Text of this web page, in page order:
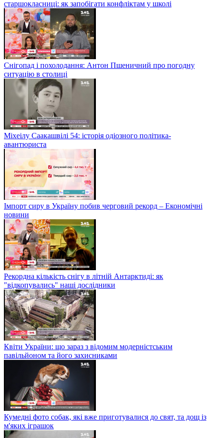
старшокласниці: як запобігати конфліктам у школі
Снігопад і похолодання: Антон Пшеничний про погодну
ситуацію в столиці
Міхеілу Саакашвілі 54: історія одіозного політика-
авантюриста
Імпорт сиру в Україну побив черговий рекорд – Економічні
новини
Рекордна кількість снігу в літній Антарктиді: як
"відкопувались" наші дослідники
Квіти України: що зараз з відомим модерністським
павільйоном та його захисниками
Кумедні фото собак, які вже приготувалися до свят, та дощ із
м'яких іграшок